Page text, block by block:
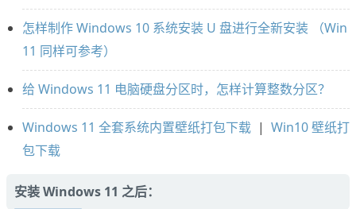
怎样制作 Windows 10 系统安装 U 盘进行全新安装 （Win
11 同样可参考）
给 Windows 11 电脑硬盘分区时，怎样计算整数分区？
Windows 11 全套系统内置壁纸打包下载 | Win10 壁纸打
包下载
安装 Windows 11 之后：